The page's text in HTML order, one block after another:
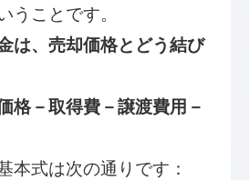
うことです。
は、売却価格とどう結び
格－取得費－譲渡費用－
本式は次の通りです：